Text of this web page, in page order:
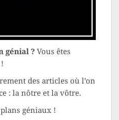
génial ? Vous êtes
des articles où l’on
: la nôtre et la vôtre.
géniaux !